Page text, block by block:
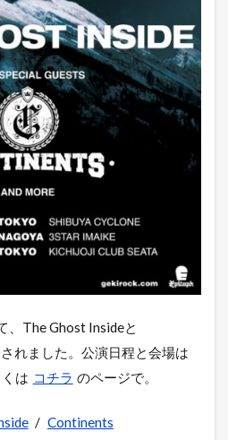
、The Ghost Insideと
れました。公演日程と会場は
は コチラ のページで。
/ Continents